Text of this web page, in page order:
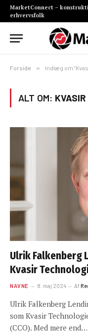
MarketConnect –
erhvervsfolk
Forside » Indlæg om
ALT OM:
Ulrik Falkenberg
Kvasir
NAVNE 8. maj 2024 Af
Ulrik Falkenberg
som Kvasir
(CCO). Med mere end…